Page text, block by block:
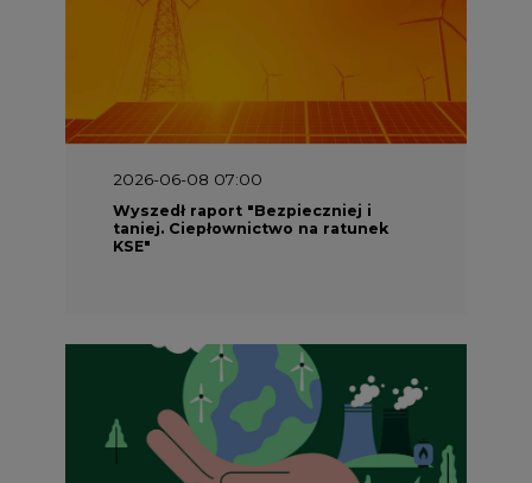
2026-06-08 07:00
Wyszedł raport "Bezpieczniej i
taniej. Ciepłownictwo na ratunek
KSE"